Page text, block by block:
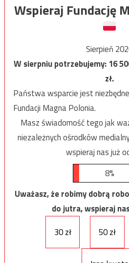
Wspieraj Fundację
Sierpień
W sierpniu potrzebujemy:16
zł.
Państwa wsparcie jest
Fundacji Magna Polonia.
Masz świadomość tego jak
niezależnych ośrodków
wspieraj nas już
8%
Uważasz, że robimy dobrą
do jutra, wspieraj
30 zł
50 zł